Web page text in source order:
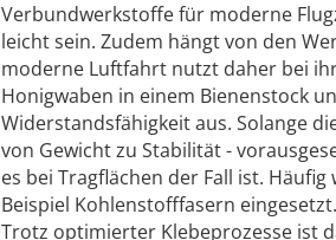
Verbundwerkstoffe für moderne
leicht sein. Zudem hängt von den
moderne Luftfahrt nutzt daher bei
Honigwaben in einem Bienenstock
Widerstandsfähigkeit aus. Solange
von Gewicht zu Stabilität -
es bei Tragflächen der Fall ist.
Beispiel Kohlenstofffasern eingesetzt.
Trotz optimierter Klebeprozesse ist